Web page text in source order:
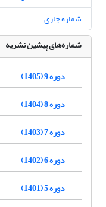
شماره جاری
شماره‌های پیشین نشریه
دوره 9 (1405)
دوره 8 (1404)
دوره 7 (1403)
دوره 6 (1402)
دوره 5 (1401)